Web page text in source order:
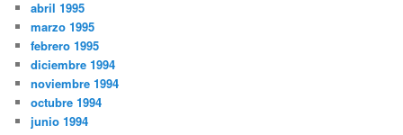
abril 1995
marzo 1995
febrero 1995
diciembre 1994
noviembre 1994
octubre 1994
junio 1994